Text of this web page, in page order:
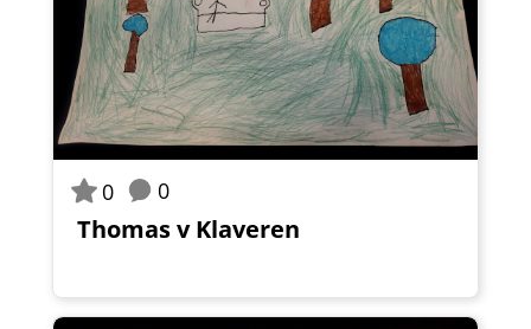
0 0
Thomas v Klaveren